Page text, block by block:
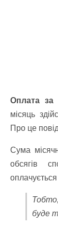
Оплата за
місяць
Про це
Сума
обсягів
буде